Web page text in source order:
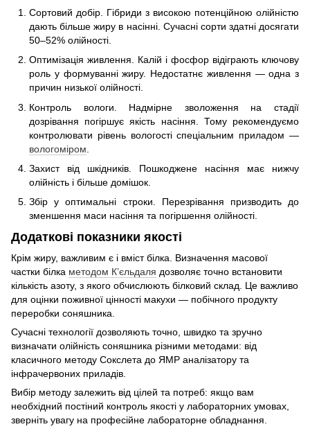
Сортовий добір. Гібриди з високою потенційною олійністю
дають більше жиру в насінні. Сучасні сорти здатні досягати
50–52% олійності.
Оптимізація живлення. Калій і фосфор відіграють ключову
роль у формуванні жиру. Недостатнє живлення — одна з
причин низької олійності.
Контроль вологи. Надмірне зволоження на стадії
дозрівання погіршує якість насіння. Тому рекомендуємо
контролювати рівень вологості спеціальним приладом —
вологоміром
Захист від шкідників. Пошкоджене насіння має нижчу
олійність і більше домішок.
Збір у оптимальні строки. Перезрівання призводить до
зменшення маси насіння та погіршення олійності.
Додаткові показники якості
Крім жиру, важливим є і вміст білка. Визначення масової
частки білка методом К’єльдаля дозволяє точно встановити
кількість азоту, з якого обчислюють білковий склад. Це важливо
для оцінки поживної цінності макухи — побічного продукту
переробки соняшника.
Сучасні технології дозволяють точно, швидко та зручно
визначати олійність соняшника різними методами: від
класичного методу Сокслета до ЯМР аналізатору та
інфрачервоних приладів.
Вибір методу залежить від цілей та потреб: якщо вам
необхідний постіний контроль якості у лабораторних умовах,
зверніть увагу на професійне лабораторне обладнання.